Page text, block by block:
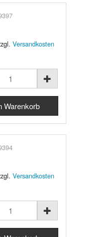
Versandkosten
Versandkosten